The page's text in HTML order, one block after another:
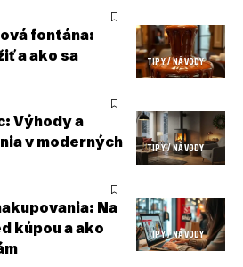
TIPY / NÁVODY
fontána:
a ako sa
TIPY / NÁVODY
Výhody a
v moderných
TIPY / NÁVODY
Na
kúpou a ako